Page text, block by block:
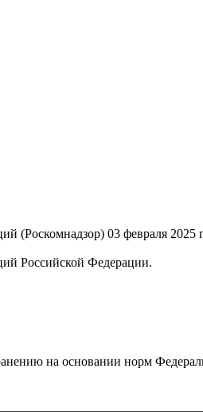
(Роскомнадзор) 03 февраля 2025
Российской Федерации.
на основании норм